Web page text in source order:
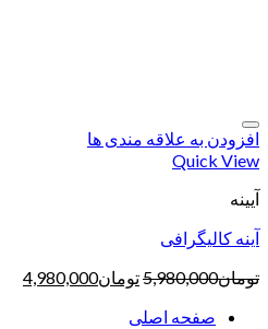
افزودن به علاقه مندی ها
Quick View
آیینه
آینه کالیگرافی
تومان5,980,000تومان4,980,000
صفحه اصلی